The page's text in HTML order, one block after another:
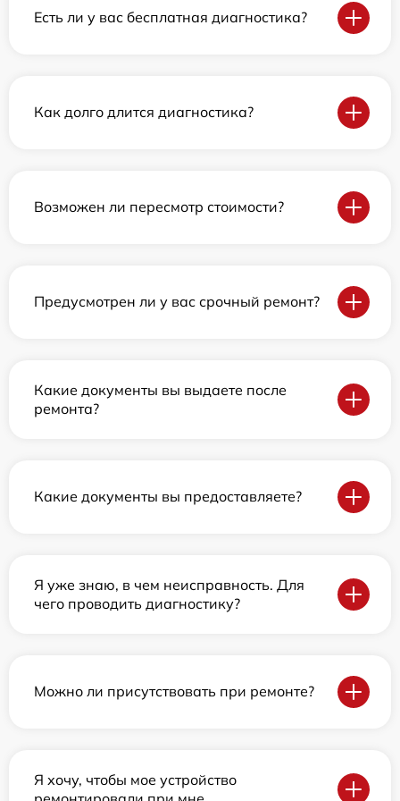
Есть ли у вас бесплатная диагностика?
Как долго длится диагностика?
Возможен ли пересмотр стоимости?
Предусмотрен ли у вас срочный ремонт?
Какие документы вы выдаете после
ремонта?
Какие документы вы предоставляете?
Я уже знаю, в чем неисправность. Для
чего проводить диагностику?
Можно ли присутствовать при ремонте?
Я хочу, чтобы мое устройство